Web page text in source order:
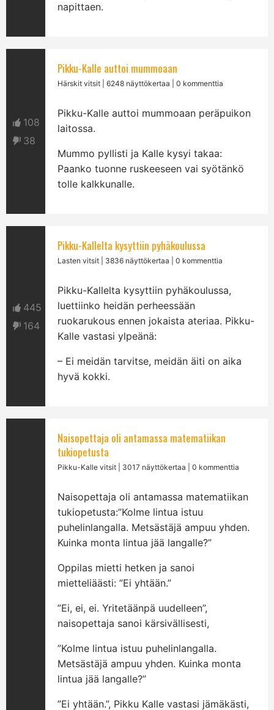
napittaen.
108
38
Pikku-Kalle auttoi mummoaan
Härskit vitsit | 6248 näyttökertaa | 0 kommenttia
Pikku-Kalle auttoi mummoaan peräpuikon
laitossa.
Mummo pyllisti ja Kalle kysyi takaa:
Paanko tuonne ruskeeseen vai syötänkö
tolle kalkkunalle.
445
164
Pikku-Kallelta kysyttiin pyhäkoulussa
Lasten vitsit | 3836 näyttökertaa | 0 kommenttia
Pikku-Kallelta kysyttiin pyhäkoulussa,
luettiinko heidän perheessään
ruokarukous ennen jokaista ateriaa. Pikku-
Kalle vastasi ylpeänä:
– Ei meidän tarvitse, meidän äiti on aika
hyvä kokki.
Naisopettaja oli antamassa matematiikan
tukiopetusta
Pikku-Kalle vitsit | 3017 näyttökertaa | 0 kommenttia
Naisopettaja oli antamassa matematiikan
tukiopetusta:”Kolme lintua istuu
puhelinlangalla. Metsästäjä ampuu yhden.
Kuinka monta lintua jää langalle?”
Oppilas mietti hetken ja sanoi
mietteliäästi: ”Ei yhtään.”
”Ei, ei, ei. Yritetäänpä uudelleen”,
naisopettaja sanoi kärsivällisesti,
”Kolme lintua istuu puhelinlangalla.
Metsästäjä ampuu yhden. Kuinka monta
lintua jää langalle?”
”Ei yhtään.”, Pikku Kalle vastasi jämäkästi,